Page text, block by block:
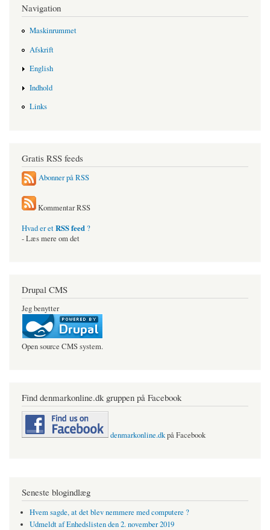
Navigation
Maskinrummet
Afskrift
English
Indhold
Links
Gratis RSS feeds
Abonner på RSS
Kommentar RSS
Hvad er etRSS feed ?
- Læs mere om det
Drupal CMS
Jeg benytter
Open source CMS system.
Find denmarkonline.dk gruppen på Facebook
denmarkonline.dkpå Facebook
Seneste blogindlæg
Hvem sagde, at det blev nemmere med computere ?
Udmeldt af Enhedslisten den 2. november 2019